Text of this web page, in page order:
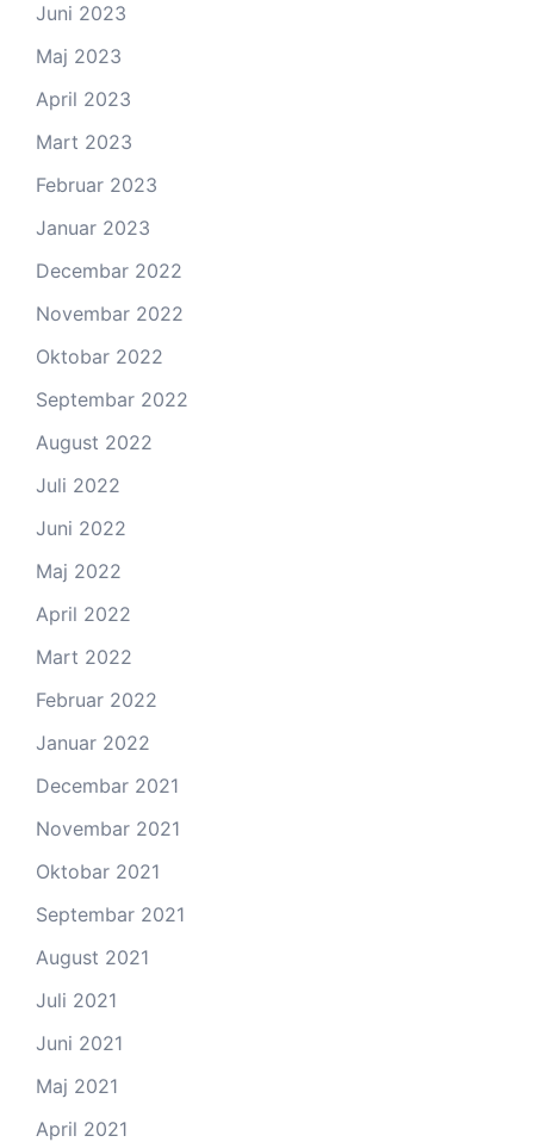
Juni 2023
Maj 2023
April 2023
Mart 2023
Februar 2023
Januar 2023
Decembar 2022
Novembar 2022
Oktobar 2022
Septembar 2022
August 2022
Juli 2022
Juni 2022
Maj 2022
April 2022
Mart 2022
Februar 2022
Januar 2022
Decembar 2021
Novembar 2021
Oktobar 2021
Septembar 2021
August 2021
Juli 2021
Juni 2021
Maj 2021
April 2021